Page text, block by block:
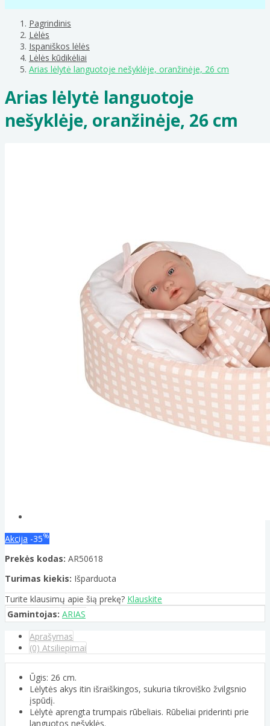
Pagrindinis
Lėlės
Ispaniškos lėlės
Lėlės kūdikėliai
Arias lėlytė languotoje nešyklėje, oranžinėje, 26 cm
Arias lėlytė languotoje
nešyklėje, oranžinėje, 26 cm
Akcija -35%
Prekės kodas: AR50618
Turimas kiekis: Išparduota
Turite klausimų apie šią prekę? Klauskite
Gamintojas: ARIAS
Aprašymas
(0) Atsiliepimai
Ūgis: 26 cm.
Lėlytės akys itin išraiškingos, sukuria tikroviško žvilgsnio
įspūdį.
Lėlytė aprengta trumpais rūbeliais. Rūbeliai priderinti prie
languotos nešyklės.